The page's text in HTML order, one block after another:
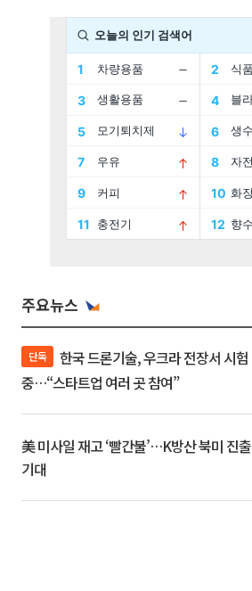
주요뉴스
단독
중…“스타트업 여러 곳 참여”
美 미사일 재고 ‘빨간불’…K방산 북미 진출
기대